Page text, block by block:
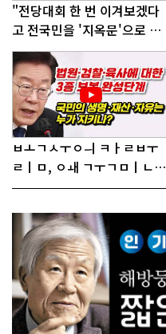
"전당대회 한 번 이겨보겠다
고 전국민을 '지옥문'으로 밀
어!"
ㅂㅗㄱㅅㅜㅇㅢ ㅋㅏㄹㅂㅜ
ㄹㅣㅁ, ㅇㅙ ㄱㅜㄱㅁㅣㄴㄷ
ㅡㄹㅇㅣ ㄷㅏㅇㅎㅐㅇㅑ ㅎ